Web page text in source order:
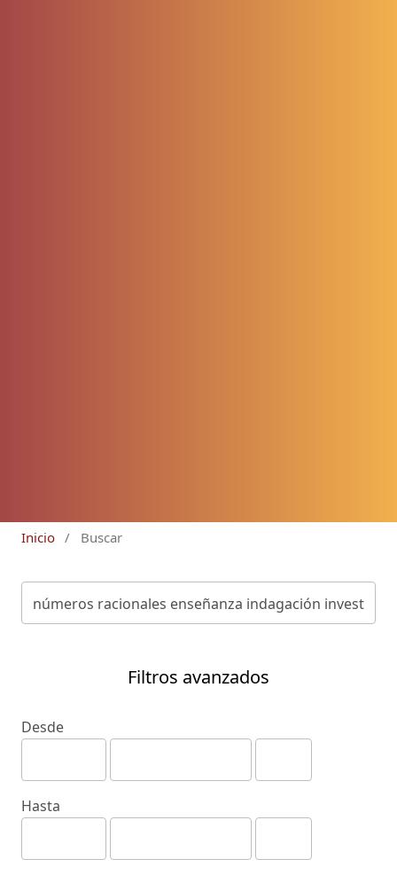
Inicio / Buscar
Filtros avanzados
Desde
Hasta